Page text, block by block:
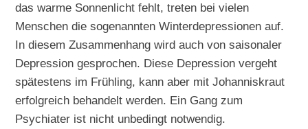
das warme Sonnenlicht fehlt, treten bei vielen
Menschen die sogenannten Winterdepressionen auf.
In diesem Zusammenhang wird auch von saisonaler
Depression gesprochen. Diese Depression vergeht
spätestens im Frühling, kann aber mit Johanniskraut
erfolgreich behandelt werden. Ein Gang zum
Psychiater ist nicht unbedingt notwendig.